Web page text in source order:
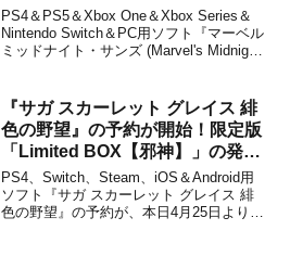
PS4＆PS5＆Xbox One＆Xbox Series＆
Nintendo Switch＆PC用ソフト『マーベル
ミッドナイト・サンズ (Marvel's Midnight
から発表されました。2022...
『サガ スカーレット グレイス 緋
色の野望』の予約が開始！限定版
「Limited BOX【邪神】」の発売
も決定！
PS4、Switch、Steam、iOS＆Android用
ソフト『サガ スカーレット グレイス 緋
色の野望』の予約が、本日4月25日より開